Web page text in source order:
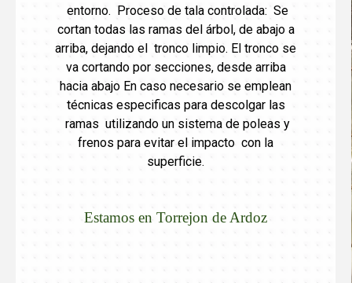
entorno. Proceso de tala controlada: Se
cortan todas las ramas del árbol, de abajo a
arriba, dejando el tronco limpio. El tronco se
va cortando por secciones, desde arriba
hacia abajo En caso necesario se emplean
técnicas especificas para descolgar las
ramas utilizando un sistema de poleas y
frenos para evitar el impacto con la
superficie.
Estamos en Torrejon de Ardoz